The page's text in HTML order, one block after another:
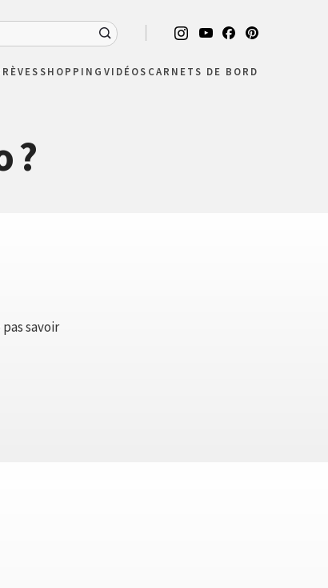
SHOPPING VIDÉOS CARNETS DE BORD
?
savoir